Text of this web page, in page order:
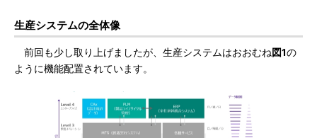
生産システムの全体像
前回も少し取り上げましたが、生産システムはおおむね図1の
ように機能配置されています。